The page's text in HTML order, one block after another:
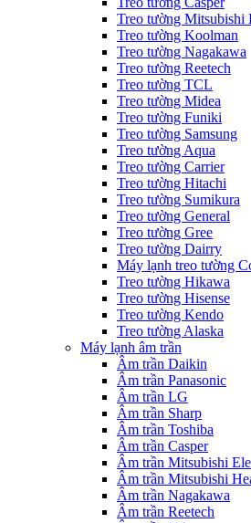
Treo tường Mitsubishi
Treo tường Koolman
Treo tường Nagakawa
Treo tường Reetech
Treo tường TCL
Treo tường Midea
Treo tường Funiki
Treo tường Samsung
Treo tường Aqua
Treo tường Carrier
Treo tường Hitachi
Treo tường Sumikura
Treo tường General
Treo tường Gree
Treo tường Dairry
Máy lạnh treo tường
Treo tường Hikawa
Treo tường Hisense
Treo tường Kendo
Treo tường Alaska
Máy lạnh âm trần
Âm trần Daikin
Âm trần Panasonic
Âm trần LG
Âm trần Sharp
Âm trần Toshiba
Âm trần Casper
Âm trần Mitsubishi
Âm trần Mitsubishi
Âm trần Nagakawa
Âm trần Reetech